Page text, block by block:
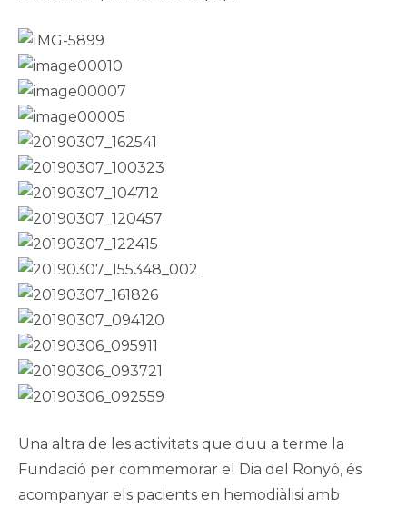
Una altra de les activitats que duu a terme la
Fundació per commemorar el Dia del Ronyó, és
acompanyar els pacients en hemodiàlisi amb